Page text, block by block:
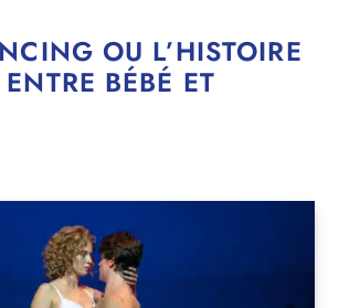
OU L’HISTOIRE
BÉBÉ ET